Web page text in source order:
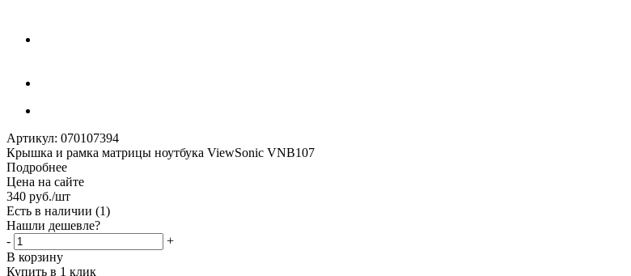
Артикул: 070107394
Крышка и рамка матрицы ноутбука ViewSonic VNB107
Подробнее
Цена на сайте
340 руб./шт
Есть в наличии (1)
Нашли дешевле?
-
+
В корзину
Купить в 1 клик